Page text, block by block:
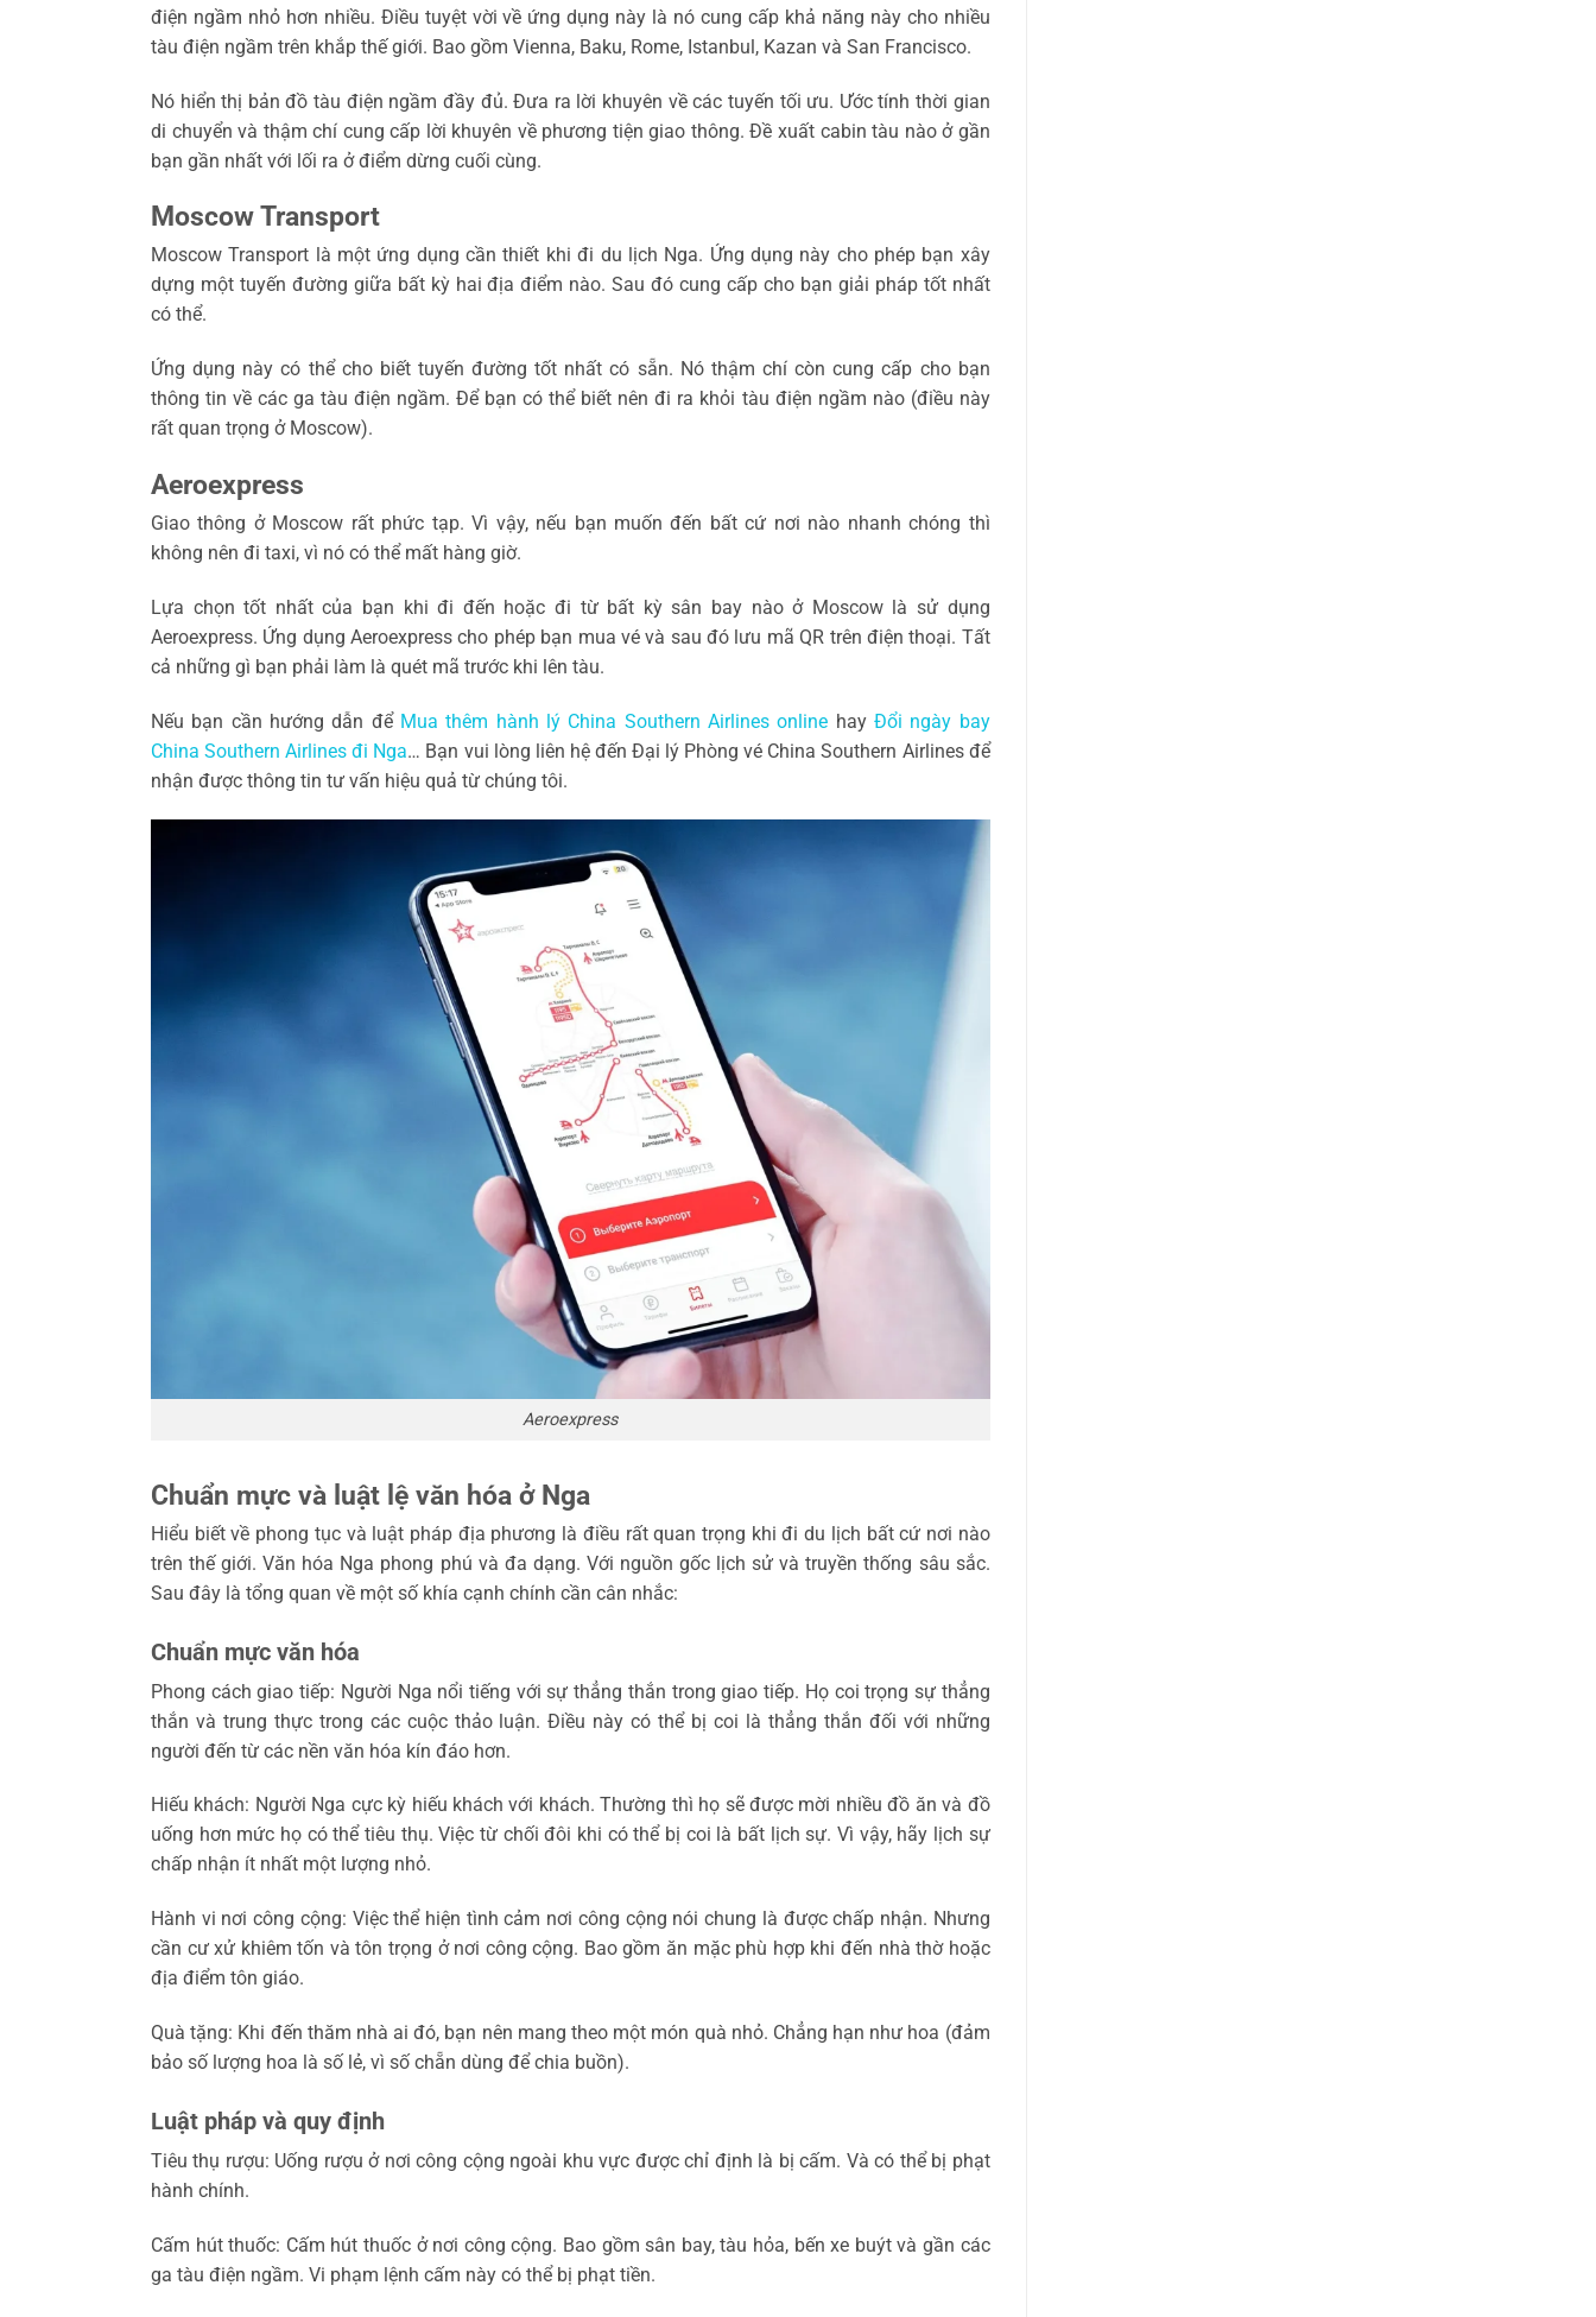
điện ngầm nhỏ hơn nhiều. Điều tuyệt vời về ứng dụng này là nó cung cấp khả năng này cho nhiều
tàu điện ngầm trên khắp thế giới. Bao gồm Vienna, Baku, Rome, Istanbul, Kazan và San Francisco.
Nó hiển thị bản đồ tàu điện ngầm đầy đủ. Đưa ra lời khuyên về các tuyến tối ưu. Ước tính thời gian
di chuyển và thậm chí cung cấp lời khuyên về phương tiện giao thông. Đề xuất cabin tàu nào ở gần
bạn gần nhất với lối ra ở điểm dừng cuối cùng.
Moscow Transport
Moscow Transport là một ứng dụng cần thiết khi đi du lịch Nga. Ứng dụng này cho phép bạn xây
dựng một tuyến đường giữa bất kỳ hai địa điểm nào. Sau đó cung cấp cho bạn giải pháp tốt nhất
có thể.
Ứng dụng này có thể cho biết tuyến đường tốt nhất có sẵn. Nó thậm chí còn cung cấp cho bạn
thông tin về các ga tàu điện ngầm. Để bạn có thể biết nên đi ra khỏi tàu điện ngầm nào (điều này
rất quan trọng ở Moscow).
Aeroexpress
Giao thông ở Moscow rất phức tạp. Vì vậy, nếu bạn muốn đến bất cứ nơi nào nhanh chóng thì
không nên đi taxi, vì nó có thể mất hàng giờ.
Lựa chọn tốt nhất của bạn khi đi đến hoặc đi từ bất kỳ sân bay nào ở Moscow là sử dụng
Aeroexpress. Ứng dụng Aeroexpress cho phép bạn mua vé và sau đó lưu mã QR trên điện thoại. Tất
cả những gì bạn phải làm là quét mã trước khi lên tàu.
Nếu bạn cần hướng dẫn để Mua thêm hành lý China Southern Airlines online hayĐổi ngày bay
China Southern Airlines đi Nga… Bạn vui lòng liên hệ đến Đại lý Phòng vé China Southern Airlines để
nhận được thông tin tư vấn hiệu quả từ chúng tôi.
Aeroexpress
Chuẩn mực và luật lệ văn hóa ở Nga
Hiểu biết về phong tục và luật pháp địa phương là điều rất quan trọng khi đi du lịch bất cứ nơi nào
trên thế giới. Văn hóa Nga phong phú và đa dạng. Với nguồn gốc lịch sử và truyền thống sâu sắc.
Sau đây là tổng quan về một số khía cạnh chính cần cân nhắc:
Chuẩn mực văn hóa
Phong cách giao tiếp: Người Nga nổi tiếng với sự thẳng thắn trong giao tiếp. Họ coi trọng sự thẳng
thắn và trung thực trong các cuộc thảo luận. Điều này có thể bị coi là thẳng thắn đối với những
người đến từ các nền văn hóa kín đáo hơn.
Hiếu khách: Người Nga cực kỳ hiếu khách với khách. Thường thì họ sẽ được mời nhiều đồ ăn và đồ
uống hơn mức họ có thể tiêu thụ. Việc từ chối đôi khi có thể bị coi là bất lịch sự. Vì vậy, hãy lịch sự
chấp nhận ít nhất một lượng nhỏ.
Hành vi nơi công cộng: Việc thể hiện tình cảm nơi công cộng nói chung là được chấp nhận. Nhưng
cần cư xử khiêm tốn và tôn trọng ở nơi công cộng. Bao gồm ăn mặc phù hợp khi đến nhà thờ hoặc
địa điểm tôn giáo.
Quà tặng: Khi đến thăm nhà ai đó, bạn nên mang theo một món quà nhỏ. Chẳng hạn như hoa (đảm
bảo số lượng hoa là số lẻ, vì số chẵn dùng để chia buồn).
Luật pháp và quy định
Tiêu thụ rượu: Uống rượu ở nơi công cộng ngoài khu vực được chỉ định là bị cấm. Và có thể bị phạt
hành chính.
Cấm hút thuốc: Cấm hút thuốc ở nơi công cộng. Bao gồm sân bay, tàu hỏa, bến xe buýt và gần các
ga tàu điện ngầm. Vi phạm lệnh cấm này có thể bị phạt tiền.